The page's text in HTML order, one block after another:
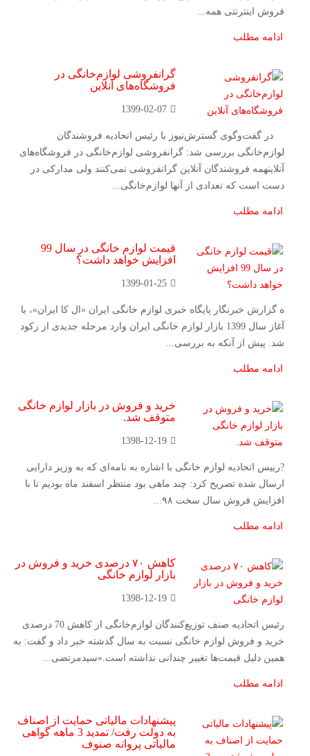
فروش اینترنتی همه...
ادامه مطلب
گرانفروشی لوازم‌خانگی در
فروشگاه‌های آنلاین
1399-02-07
در گفت‌وگوی گسترش‌نیوز با رئیس اتحادیه فروشندگان
لوازم‌خانگی بررسی شد: گرانفروشی لوازم‌خانگی در فروشگاه‌های
آنلاینهمه فروشندگان آنلاین گرانفروشی نمی‌کنند ولی مدارکی در
دست است که تعدادی از آنها لوازم‌خانگی...
ادامه مطلب
قیمت لوازم خانگی در سال 99
افزایش خواهد داشت؟
1399-01-25
ه گزارش خبرنگار پایگاه خبری لوازم خانگی ایران «ال کا ایران»، با
آغاز سال 1399 بازار لوازم خانگی ایران وارد مرحله جدیدی از رکود
شد. پیش از آنکه به بررسی...
ادامه مطلب
خرید و فروش در بازار لوازم خانگی
متوقف شد.
1398-12-19
?رییس اتحادیه لوازم خانگی با اشاره به نامه‌ای که به وزیر دارایی
ارسال شده تصریح کرد: چند ماهی بود منتظر اسفند ماه بودیم تا با
افزایش فروش سال سخت ۹۸...
ادامه مطلب
کاهش ۷۰ درصدی خرید و فروش در
بازار لوازم خانگی
1398-12-19
رئیس اتحادیه صنف توزیع‌کنندگان لوازم‌خانگی از کاهش 70 درصدی
خرید و فروش لوازم خانگی نسبت به سال گذشته خبر داد و گفت: به
همین دلیل قیمت‌ها تغییر چندانی نداشته است.«سیدمرتضی...
ادامه مطلب
پیشنهادات مالیاتی حمایت از اصناف
به دولت رفت/ تمدید 3 ماهه گواهی
مالیاتی پروانه صنوف